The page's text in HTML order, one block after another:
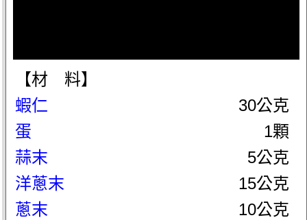
【材 料】
蝦仁
30公克
蛋
1顆
蒜末
5公克
洋蔥末
15公克
蔥末
10公克